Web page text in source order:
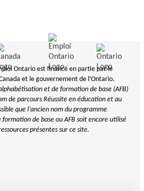
Ontario est financé en partie par le
et le gouvernement de l’Ontario.
et de formation de base (AFB)
de parcours Réussite en éducation et au
que l’ancien nom du programme
formation de base ou AFB soit encore utilisé
présentes sur ce site.